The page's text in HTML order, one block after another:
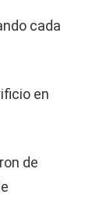
cada
en
de